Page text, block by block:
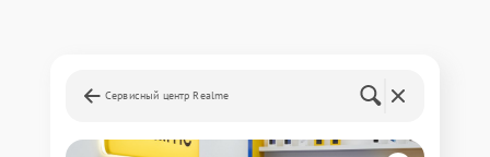
Сервисный центр Realme